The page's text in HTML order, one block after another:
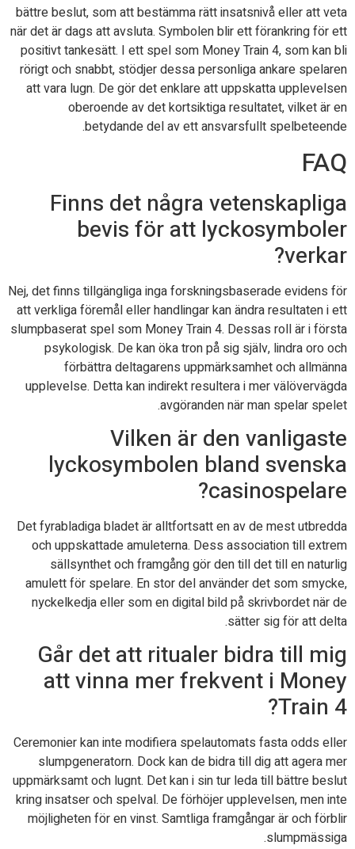
bättre beslut, som att bestämma rätt insatsnivå eller att veta
när det är dags att avsluta. Symbolen blir ett förankring för ett
positivt tankesätt. I ett spel som Money Train 4, som kan bli
rörigt och snabbt, stödjer dessa personliga ankare spelaren
att vara lugn. De gör det enklare att uppskatta upplevelsen
oberoende av det kortsiktiga resultatet, vilket är en
betydande del av ett ansvarsfullt spelbeteende.
FAQ
Finns det några vetenskapliga
bevis för att lyckosymboler
verkar?
Nej, det finns tillgängliga inga forskningsbaserade evidens för
att verkliga föremål eller handlingar kan ändra resultaten i ett
slumpbaserat spel som Money Train 4. Dessas roll är i första
psykologisk. De kan öka tron på sig själv, lindra oro och
förbättra deltagarens uppmärksamhet och allmänna
upplevelse. Detta kan indirekt resultera i mer välövervägda
avgöranden när man spelar spelet.
Vilken är den vanligaste
lyckosymbolen bland svenska
casinospelare?
Det fyrabladiga bladet är alltfortsatt en av de mest utbredda
och uppskattade amuleterna. Dess association till extrem
sällsynthet och framgång gör den till det till en naturlig
amulett för spelare. En stor del använder det som smycke,
nyckelkedja eller som en digital bild på skrivbordet när de
sätter sig för att delta.
Går det att ritualer bidra till mig
att vinna mer frekvent i Money
Train 4?
Ceremonier kan inte modifiera spelautomats fasta odds eller
slumpgeneratorn. Dock kan de bidra till dig att agera mer
uppmärksamt och lugnt. Det kan i sin tur leda till bättre beslut
kring insatser och spelval. De förhöjer upplevelsen, men inte
möjligheten för en vinst. Samtliga framgångar är och förblir
slumpmässiga.